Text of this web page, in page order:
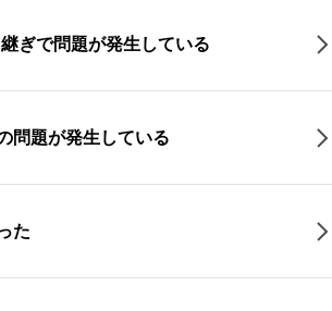
ぎで問題が発生している
問題が発生している
た